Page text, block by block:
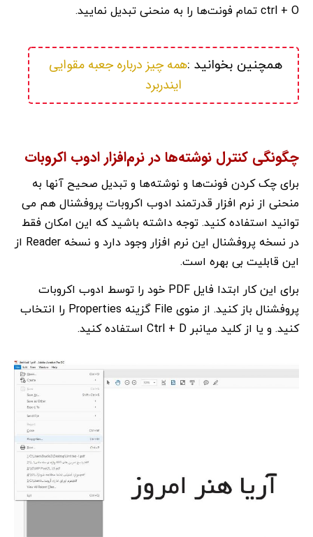
ctrl + O تمام فونت‌ها را به منحنی تبدیل نمایید.
همچنین بخوانید :
ایندربرد
چگونگی کنترل نوشته‌ها در نرم‌افزار ادوب اکروبات
برای چک کردن فونت‌ها و نوشته‌ها و تبدیل صحیح آنها به
منحنی از نرم افزار قدرتمند ادوب اکروبات پروفشنال هم می
توانید استفاده کنید. توجه داشته باشید که این امکان فقط
در نسخه پروفشنال این نرم افزار وجود دارد و نسخه Reader از
این قابلیت بی بهره است.
برای این کار ابتدا فایل PDF خود را توسط ادوب اکروبات
پروفشنال باز کنید. از منوی File گزینه Properties را انتخاب
کنید. و یا از کلید میانبر Ctrl + D استفاده کنید.